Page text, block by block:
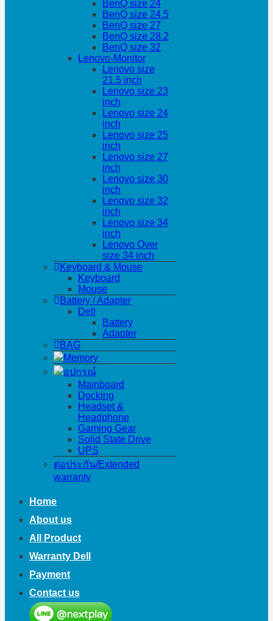
BenQ size 24
BenQ size 24.5
BenQ size 27
BenQ size 28.2
BenQ size 32
Lenovo-Monitor
Lenovo size
21.5 inch
Lenovo size 23
inch
Lenovo size 24
inch
Lenovo size 25
inch
Lenovo size 27
inch
Lenovo size 30
inch
Lenovo size 32
inch
Lenovo size 34
inch
Lenovo Over
size 34 inch
Keyboard & Mouse
Keyboard
Mouse
Battery / Adapter
Dell
Battery
Adapter
BAG
Memory
อุปกรณ์
Mainboard
Docking
Headset &
Headphone
Gaming Gear
Solid State Drive
UPS
ต่อประกัน/Extended
warranty
Home
About us
All Product
Warranty Dell
Payment
Contact us